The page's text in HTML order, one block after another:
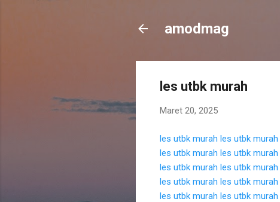
amodmag
les utbk murah
Maret 20, 2025
les utbk murah les utbk murah
les utbk murah les utbk murah
les utbk murah les utbk murah
les utbk murah les utbk murah
les utbk murah les utbk murah